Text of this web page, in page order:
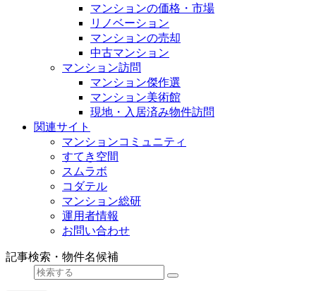
マンションの価格・市場
リノベーション
マンションの売却
中古マンション
マンション訪問
マンション傑作選
マンション美術館
現地・入居済み物件訪問
関連サイト
マンションコミュニティ
すてき空間
スムラボ
コダテル
マンション総研
運用者情報
お問い合わせ
記事検索・物件名候補